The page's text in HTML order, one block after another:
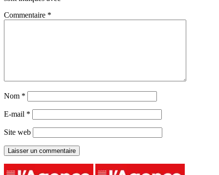
Commentaire *
Nom *
E-mail *
Site web